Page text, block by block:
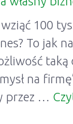
100
To jak
taką
na
przez …